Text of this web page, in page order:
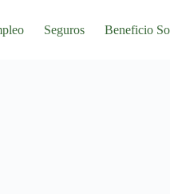
Seguros Beneficio